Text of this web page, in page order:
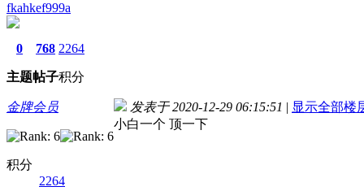
fkahkef999a
0
主题
768
帖子
2264
积分
金牌会员
积分
2264
发表于 2020-12-29 06:15:51 | 显示全部楼
小白一个 顶一下